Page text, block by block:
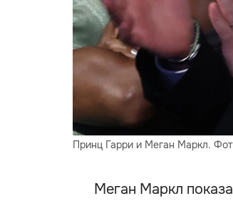
Принц Гарри и Меган Маркл.
Меган Маркл